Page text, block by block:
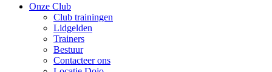
Onze Club
Club trainingen
Lidgelden
Trainers
Bestuur
Contacteer ons